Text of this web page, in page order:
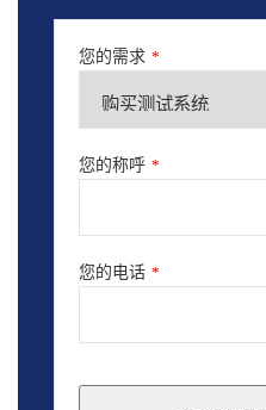
您的需求 *
您的称呼 *
您的电话 *